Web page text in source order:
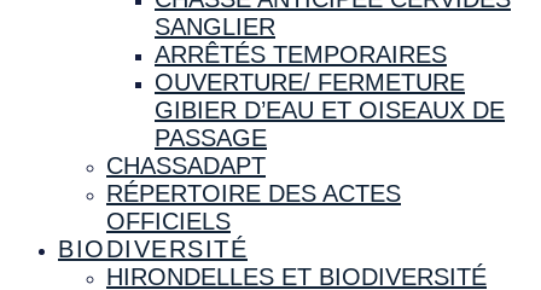
SANGLIER
ARRÊTÉS TEMPORAIRES
OUVERTURE/ FERMETURE
GIBIER D’EAU ET OISEAUX DE
PASSAGE
CHASSADAPT
RÉPERTOIRE DES ACTES
OFFICIELS
BIODIVERSITÉ
HIRONDELLES ET BIODIVERSITÉ